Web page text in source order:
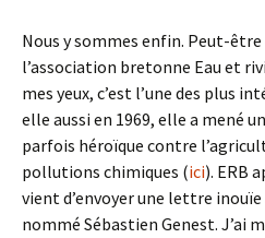
Nous y sommes enfin. Peut-
l’association bretonne Eau et
mes yeux, c’est l’une des plus
elle aussi en 1969, elle a mené
parfois héroïque contre
pollutions chimiques (ici). ERB
vient d’envoyer une lettre inouïe
nommé Sébastien Genest. J’ai